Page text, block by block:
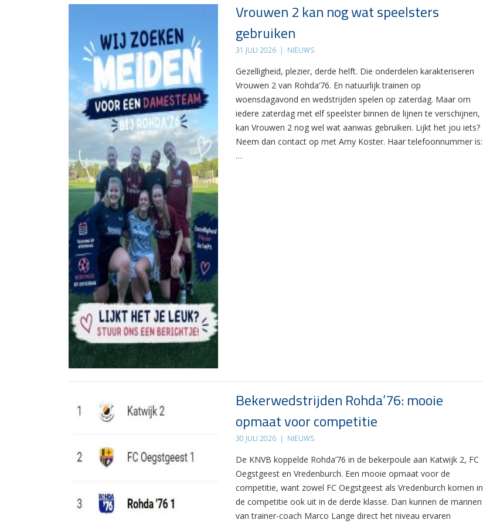
Vrouwen 2 kan nog wat speelsters
gebruiken
31 JULI 2026 | NIEUWS
Gezelligheid, plezier, derde helft. Die onderdelen karakteriseren
Vrouwen 2 van Rohda’76. En natuurlijk trainen op
woensdagavond en wedstrijden spelen op zaterdag. Maar om
iedere zaterdag met elf speelster binnen de lijnen te verschijnen,
kan Vrouwen 2 nog wel wat aanwas gebruiken. Lijkt het jou iets?
Neem dan contact op met Amy Koster. Haar telefoonnummer is:
…
Bekerwedstrijden Rohda’76: mooie
opmaat voor competitie
30 JULI 2026 | NIEUWS
De KNVB koppelde Rohda’76 in de bekerpoule aan Katwijk 2, FC
Oegstgeest en Vredenburch. Een mooie opmaat voor de
competitie, want zowel FC Oegstgeest als Vredenburch komen in
de competitie ook uit in de derde klasse. Dan kunnen de mannen
van trainer-coach Marco Lange direct het niveau ervaren